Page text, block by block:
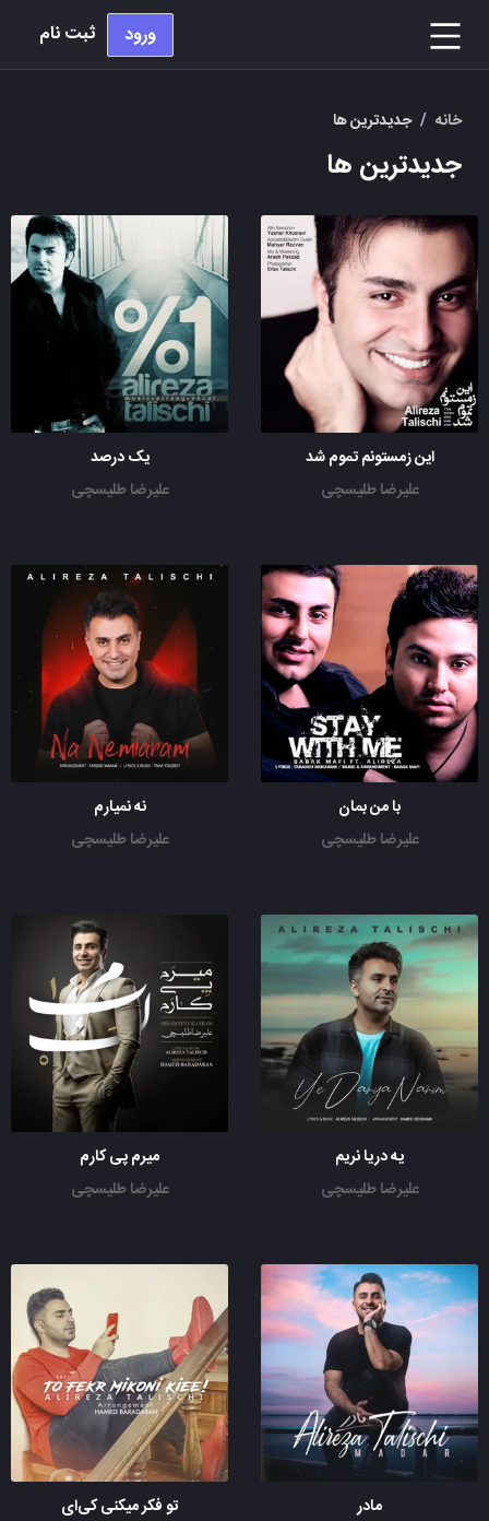
ورود ثبت نام
خانه / جدیدترین ها
جدیدترین ها
این زمستونم تموم شد
علیرضا طلیسچی
یک درصد
علیرضا طلیسچی
با من بمان
علیرضا طلیسچی
نه نمیارم
علیرضا طلیسچی
یه دریا نریم
علیرضا طلیسچی
میرم پی کارم
علیرضا طلیسچی
مادر
تو فکر میکنی کی‌ای